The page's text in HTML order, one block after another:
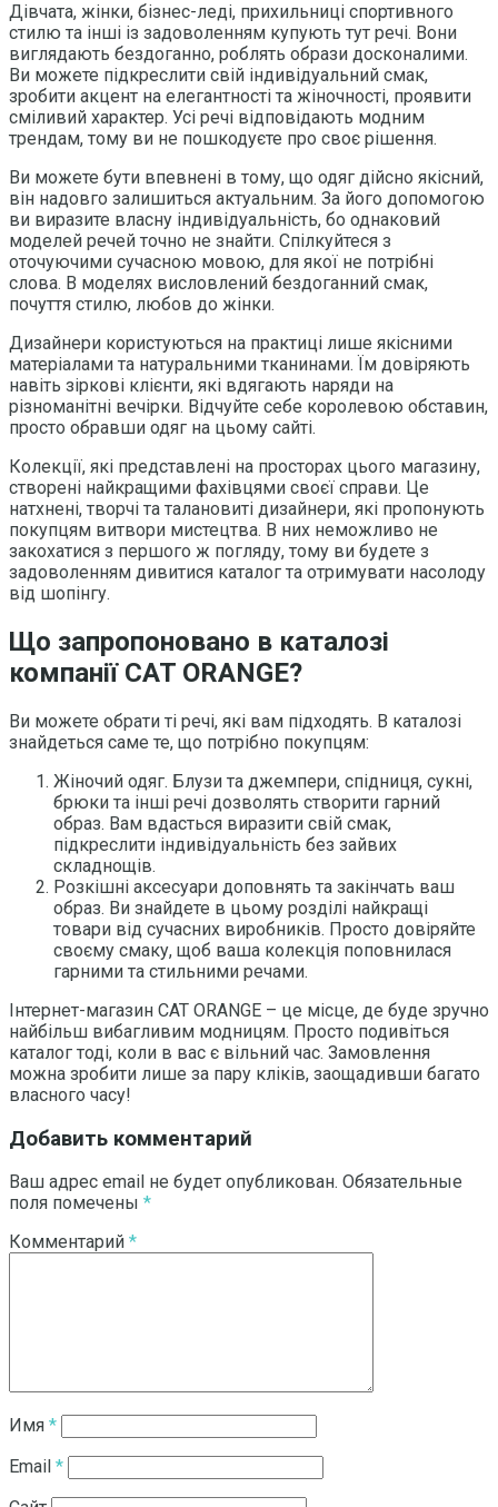
Дівчата, жінки, бізнес-леді, прихильниці спортивного
стилю та інші із задоволенням купують тут речі. Вони
виглядають бездоганно, роблять образи досконалими.
Ви можете підкреслити свій індивідуальний смак,
зробити акцент на елегантності та жіночності, проявити
сміливий характер. Усі речі відповідають модним
трендам, тому ви не пошкодуєте про своє рішення.
Ви можете бути впевнені в тому, що одяг дійсно якісний,
він надовго залишиться актуальним. За його допомогою
ви виразите власну індивідуальність, бо однаковий
моделей речей точно не знайти. Спілкуйтеся з
оточуючими сучасною мовою, для якої не потрібні
слова. В моделях висловлений бездоганний смак,
почуття стилю, любов до жінки.
Дизайнери користуються на практиці лише якісними
матеріалами та натуральними тканинами. Їм довіряють
навіть зіркові клієнти, які вдягають наряди на
різноманітні вечірки. Відчуйте себе королевою обставин,
просто обравши одяг на цьому сайті.
Колекції, які представлені на просторах цього магазину,
створені найкращими фахівцями своєї справи. Це
натхнені, творчі та талановиті дизайнери, які пропонують
покупцям витвори мистецтва. В них неможливо не
закохатися з першого ж погляду, тому ви будете з
задоволенням дивитися каталог та отримувати насолоду
від шопінгу.
Що запропоновано в каталозі
компанії CAT ORANGE?
Ви можете обрати ті речі, які вам підходять. В каталозі
знайдеться саме те, що потрібно покупцям:
Жіночий одяг. Блузи та джемпери, спідниця, сукні,
брюки та інші речі дозволять створити гарний
образ. Вам вдасться виразити свій смак,
підкреслити індивідуальність без зайвих
складнощів.
Розкішні аксесуари доповнять та закінчать ваш
образ. Ви знайдете в цьому розділі найкращі
товари від сучасних виробників. Просто довіряйте
своєму смаку, щоб ваша колекція поповнилася
гарними та стильними речами.
Інтернет-магазин CAT ORANGE – це місце, де буде зручно
найбільш вибагливим модницям. Просто подивіться
каталог тоді, коли в вас є вільний час. Замовлення
можна зробити лише за пару кліків, заощадивши багато
власного часу!
Добавить комментарий
Ваш адрес email не будет опубликован. Обязательные
поля помечены *
Комментарий *
Имя *
Email *